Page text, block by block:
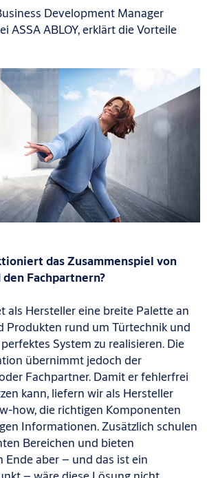
Development Manager
ASSA ABLOY, erklärt die Vorteile
das Zusammenspiel von
den Fachpartnern?
als Hersteller eine breite Palette an
Produkten rund um Türtechnik und
System zu realisieren. Die
übernimmt jedoch der
Fachpartner. Damit er fehlerfrei
kann, liefern wir als Hersteller
how, die richtigen Komponenten
Informationen. Zusätzlich schulen
Bereichen und bieten
Ende aber – und das ist ein